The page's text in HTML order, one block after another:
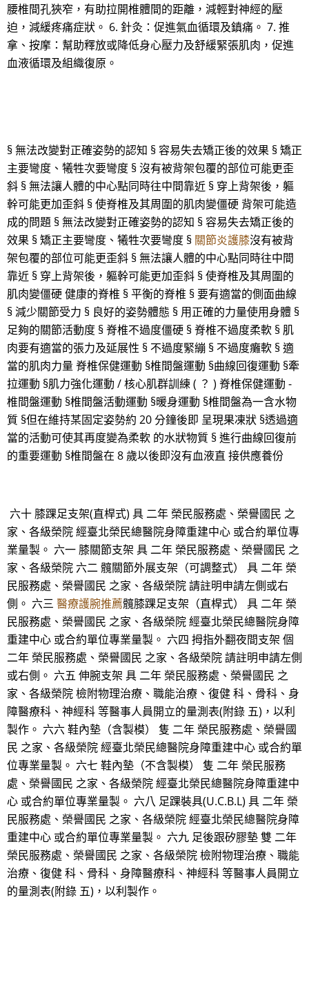
腰椎間孔狹窄，有助拉開椎體間的距離，減輕對神經的壓
迫，減緩疼痛症狀。 6. 針灸：促進氣血循環及鎮痛。 7. 推
拿、按摩：幫助釋放或降低身心壓力及舒緩緊張肌肉，促進
血液循環及組織復原。
§ 無法改變對正確姿勢的認知 § 容易失去矯正後的效果 § 矯正
主要彎度、犧牲次要彎度 § 沒有被背架包覆的部位可能更歪
斜 § 無法讓人體的中心點同時往中間靠近 § 穿上背架後，軀
幹可能更加歪斜 § 使脊椎及其周圍的肌肉變僵硬 背架可能造
成的問題 § 無法改變對正確姿勢的認知 § 容易失去矯正後的
效果 § 矯正主要彎度、犧牲次要彎度 § 關節炎護膝沒有被背
架包覆的部位可能更歪斜 § 無法讓人體的中心點同時往中間
靠近 § 穿上背架後，軀幹可能更加歪斜 § 使脊椎及其周圍的
肌肉變僵硬 健康的脊椎 § 平衡的脊椎 § 要有適當的側面曲線
§ 減少關節受力 § 良好的姿勢體態 § 用正確的力量使用身體 §
足夠的關節活動度 § 脊椎不過度僵硬 § 脊椎不過度柔軟 § 肌
肉要有適當的張力及延展性 § 不過度緊繃 § 不過度癱軟 § 適
當的肌肉力量 脊椎保健運動 §椎間盤運動 §曲線回復運動 §牽
拉運動 §肌力強化運動 / 核心肌群訓練 ( ？ ) 脊椎保健運動 -
椎間盤運動 §椎間盤活動運動 §暖身運動 §椎間盤為一含水物
質 §但在維持某固定姿勢約 20 分鐘後即 呈現果凍狀 §透過適
當的活動可使其再度變為柔軟 的水狀物質 § 進行曲線回復前
的重要運動 §椎間盤在 8 歲以後即沒有血液直 接供應養份
六十 膝踝足支架(直桿式) 具 二年 榮民服務處、榮譽國民 之
家、各級榮院 經臺北榮民總醫院身障重建中心 或合約單位專
業量製。 六一 膝關節支架 具 二年 榮民服務處、榮譽國民 之
家、各級榮院 六二 髖關節外展支架（可調整式） 具 二年 榮
民服務處、榮譽國民 之家、各級榮院 請註明申請左側或右
側。 六三 醫療護腕推薦髖膝踝足支架（直桿式） 具 二年 榮
民服務處、榮譽國民 之家、各級榮院 經臺北榮民總醫院身障
重建中心 或合約單位專業量製。 六四 拇指外翻夜間支架 個
二年 榮民服務處、榮譽國民 之家、各級榮院 請註明申請左側
或右側。 六五 伸腕支架 具 二年 榮民服務處、榮譽國民 之
家、各級榮院 檢附物理治療、職能治療、復健 科、骨科、身
障醫療科、神經科 等醫事人員開立的量測表(附錄 五)，以利
製作。 六六 鞋內墊（含製模） 隻 二年 榮民服務處、榮譽國
民 之家、各級榮院 經臺北榮民總醫院身障重建中心 或合約單
位專業量製。 六七 鞋內墊（不含製模） 隻 二年 榮民服務
處、榮譽國民 之家、各級榮院 經臺北榮民總醫院身障重建中
心 或合約單位專業量製。 六八 足踝裝具(U.C.B.L) 具 二年 榮
民服務處、榮譽國民 之家、各級榮院 經臺北榮民總醫院身障
重建中心 或合約單位專業量製。 六九 足後跟矽膠墊 雙 二年
榮民服務處、榮譽國民 之家、各級榮院 檢附物理治療、職能
治療、復健 科、骨科、身障醫療科、神經科 等醫事人員開立
的量測表(附錄 五)，以利製作。